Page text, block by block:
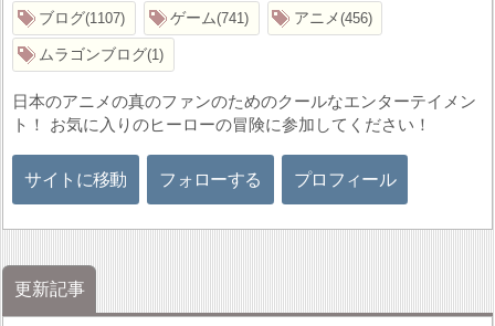
ブログ 1107 ゲーム 741 アニメ 456
ムラゴンブログ 1
日本のアニメの真のファンのためのクールなエンターテイメン
ト！ お気に入りのヒーローの冒険に参加してください！
サイトに移動 フォローする プロフィール
更新記事